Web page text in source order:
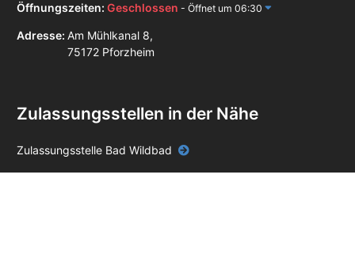
Öffnungszeiten: Geschlossen - Öffnet um 06:30
Adresse: Am Mühlkanal 8,
75172 Pforzheim
Zulassungsstellen in der Nähe
Zulassungsstelle Bad Wildbad